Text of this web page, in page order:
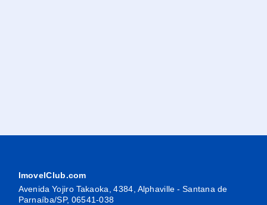
ImovelClub.com
Avenida Yojiro Takaoka, 4384, Alphaville - Santana de
Parnaíba/SP, 06541-038